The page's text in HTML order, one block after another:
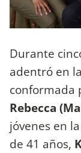
Durante
adentró en
conformada
Rebecca
jóvenes en
de 41 años,